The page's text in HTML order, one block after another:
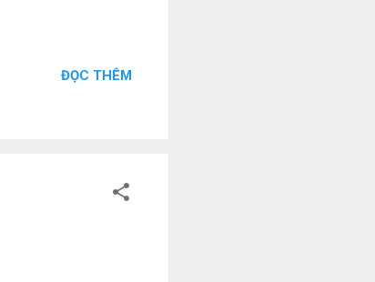
ĐỌC THÊM